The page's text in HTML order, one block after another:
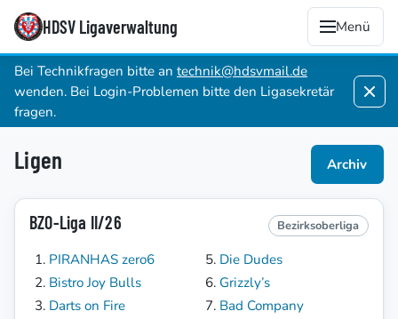
HDSV Ligaverwaltung Menü
Bei Technikfragen bitte an technik@hdsvmail.de
wenden. Bei Login-Problemen bitte den Ligasekretär
fragen.
Ligen Archiv
BZO-Liga II/26 Bezirksoberliga
PIRANHAS zero6
Bistro Joy Bulls
Darts on Fire
Die Dudes
Grizzly’s
Bad Company